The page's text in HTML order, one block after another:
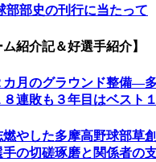
部部史の刊行に当たって
紹介記＆好選手紹介】
カ月のグラウンド整備―
連敗も３年目はベスト
やした多摩高野球部草
の切磋琢磨と関係者の